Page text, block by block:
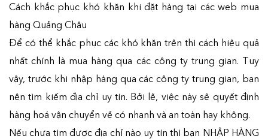
Cách khắc phục khó khăn khi đặt hàng tại các web mua
hàng Quảng Châu
Để có thể khắc phục các khó khăn trên thì cách hiệu quả
nhất chính là mua hàng qua các công ty trung gian. Tuy
vậy, trước khi nhập hàng qua các công ty trung gian, bạn
nên tìm kiếm địa chỉ uy tín. Bởi lẽ, việc này sẽ quyết định
hàng hoá vận chuyển về có nhanh và an toàn hay không.
Nếu chưa tìm được địa chỉ nào uy tín thì bạn NHẬP HÀNG